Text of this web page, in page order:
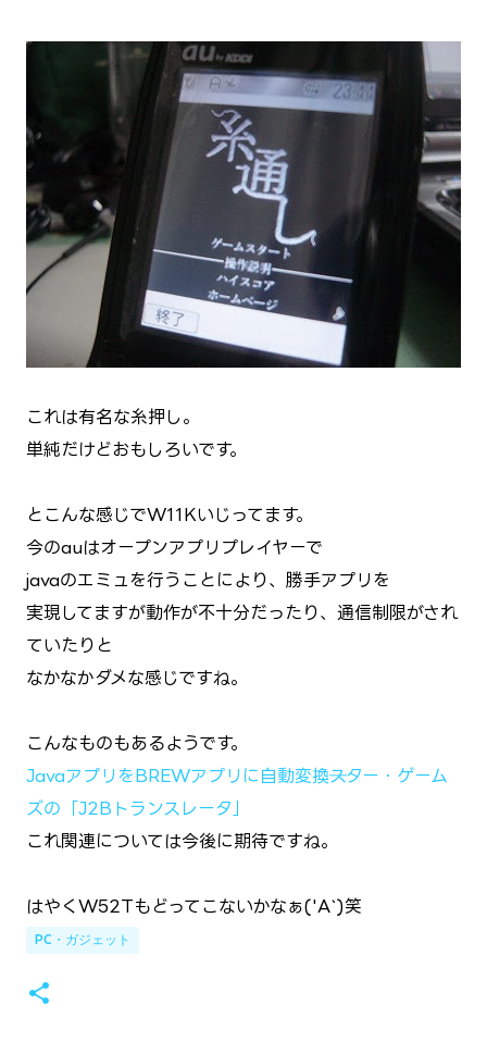
これは有名な糸押し。
単純だけどおもしろいです。
とこんな感じでW11Kいじってます。
今のauはオープンアプリプレイヤーで
javaのエミュを行うことにより、勝手アプリを
実現してますが動作が不十分だったり、通信制限がされ
ていたりと
なかなかダメな感じですね。
こんなものもあるようです。
JavaアプリをBREWアプリに自動変換──スター・ゲーム
ズの「J2Bトランスレータ」
これ関連については今後に期待ですね。
はやくW52Tもどってこないかなぁ('A`)笑
PC・ガジェット